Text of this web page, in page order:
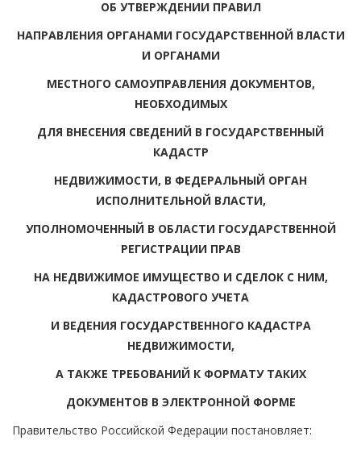
ОБ УТВЕРЖДЕНИИ ПРАВИЛ
НАПРАВЛЕНИЯ ОРГАНАМИ ГОСУДАРСТВЕННОЙ ВЛАСТИ
И ОРГАНАМИ
МЕСТНОГО САМОУПРАВЛЕНИЯ ДОКУМЕНТОВ,
НЕОБХОДИМЫХ
ДЛЯ ВНЕСЕНИЯ СВЕДЕНИЙ В ГОСУДАРСТВЕННЫЙ
КАДАСТР
НЕДВИЖИМОСТИ, В ФЕДЕРАЛЬНЫЙ ОРГАН
ИСПОЛНИТЕЛЬНОЙ ВЛАСТИ,
УПОЛНОМОЧЕННЫЙ В ОБЛАСТИ ГОСУДАРСТВЕННОЙ
РЕГИСТРАЦИИ ПРАВ
НА НЕДВИЖИМОЕ ИМУЩЕСТВО И СДЕЛОК С НИМ,
КАДАСТРОВОГО УЧЕТА
И ВЕДЕНИЯ ГОСУДАРСТВЕННОГО КАДАСТРА
НЕДВИЖИМОСТИ,
А ТАКЖЕ ТРЕБОВАНИЙ К ФОРМАТУ ТАКИХ
ДОКУМЕНТОВ В ЭЛЕКТРОННОЙ ФОРМЕ
Правительство Российской Федерации постановляет: